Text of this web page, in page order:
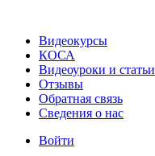
Видеокурсы
КОСА
Видеоуроки и статьи
Отзывы
Обратная связь
Сведения о нас
Войти